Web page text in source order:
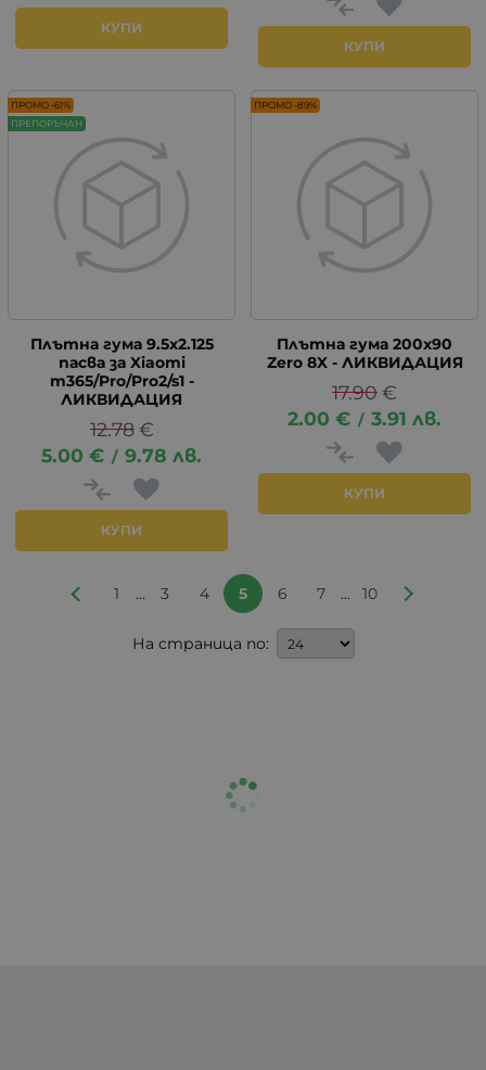
КУПИ
КУПИ
Плътна гума 9.5x2.125
пасва за Xiaomi
m365/Pro/Pro2/s1 -
ЛИКВИДАЦИЯ
12.78 €
5.00 € / 9.78 лв.
КУПИ
ПРОМО -61%
ПРЕПОРЪЧАН
Плътна гума 200x90
Zero 8X - ЛИКВИДАЦИЯ
17.90€
2.00 € / 3.91 лв.
КУПИ
ПРОМО -89%
1 ... 3 4 5 6 7 ... 10
На страница по: